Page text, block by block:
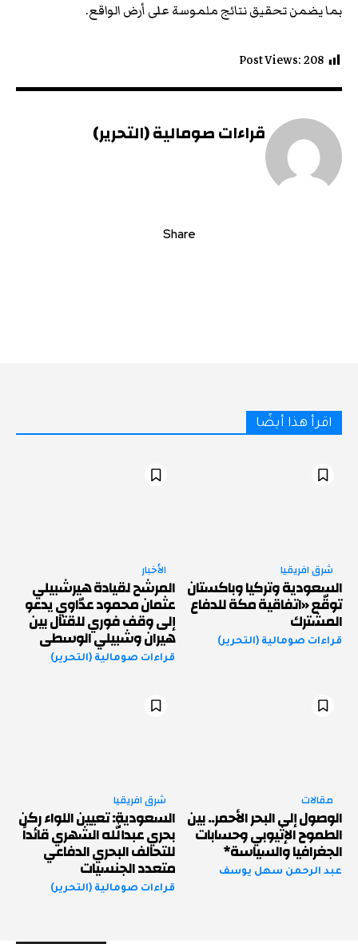
بما يضمن تحقيق نتائج ملموسة على أرض الواقع.
Post Views:208
قراءات صومالية (التحرير)
Share
اقرأ هذا أيضًا
شرق افريقيا
السعودية وتركيا وباكستان
توقّع «اتفاقية مكة للدفاع
المشترك
قراءات صومالية (التحرير)
الأخبار
المرشح لقيادة هيرشبيلي
عثمان محمود عدّاوي يدعو
إلى وقف فوري للقتال بين
هيران وشبيلي الوسطى
قراءات صومالية (التحرير)
مقالات
الوصول إلى البحر الأحمر.. بين
الطموح الإثيوبي وحسابات
الجغرافيا والسياسة*
عبد الرحمن سهل يوسف
شرق افريقيا
السعودية: تعيين اللواء ركن
بحري عبدالله الشهري قائداً
للتحالف البحري الدفاعي
متعدد الجنسيات
قراءات صومالية (التحرير)